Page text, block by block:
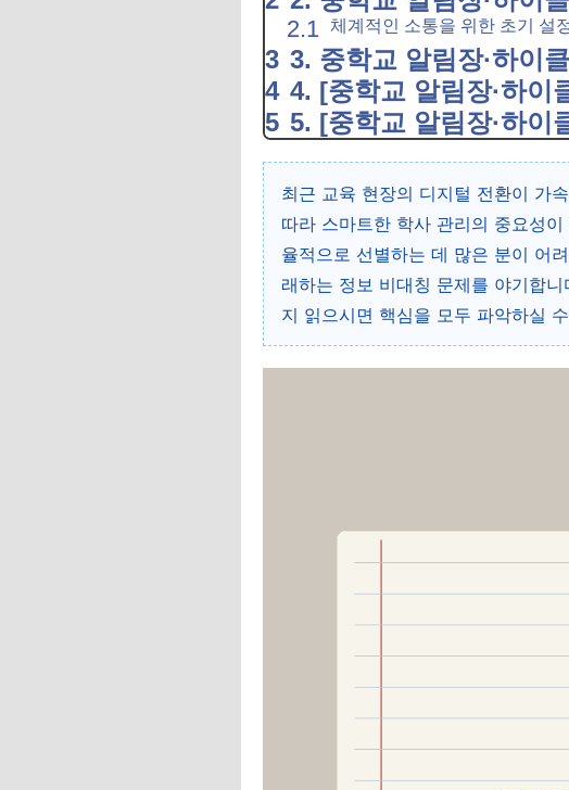
체계적인 소통을 위한 초기 설
3. 중학교 알림장·하이
4. [중학교 알림장·하이
5. [중학교 알림장·하이
최근 교육 현장의 디지털 전환이 가
따라 스마트한 학사 관리의 중요성
율적으로 선별하는 데 많은 분이 어
래하는 정보 비대칭 문제를 야기합
지 읽으시면 핵심을 모두 파악하실